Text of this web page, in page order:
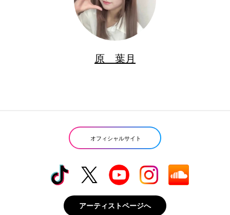
原 葉月
オフィシャルサイト
アーティストページへ